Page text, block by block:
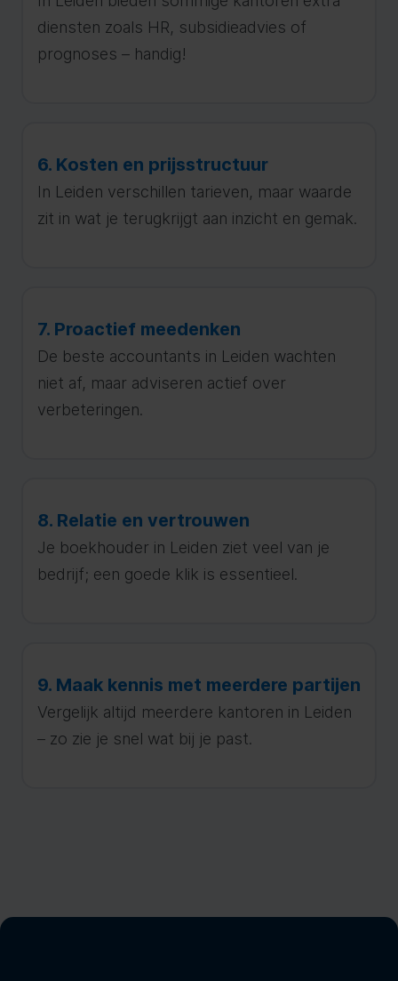
diensten zoals HR, subsidieadvies of
prognoses – handig!
6. Kosten en prijsstructuur
In Leiden verschillen tarieven, maar waarde
zit in wat je terugkrijgt aan inzicht en gemak.
7. Proactief meedenken
De beste accountants in Leiden wachten
niet af, maar adviseren actief over
verbeteringen.
8. Relatie en vertrouwen
Je boekhouder in Leiden ziet veel van je
bedrijf; een goede klik is essentieel.
9. Maak kennis met meerdere partijen
Vergelijk altijd meerdere kantoren in Leiden
– zo zie je snel wat bij je past.